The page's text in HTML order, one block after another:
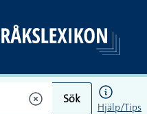
Sök
Hjälp/Tips